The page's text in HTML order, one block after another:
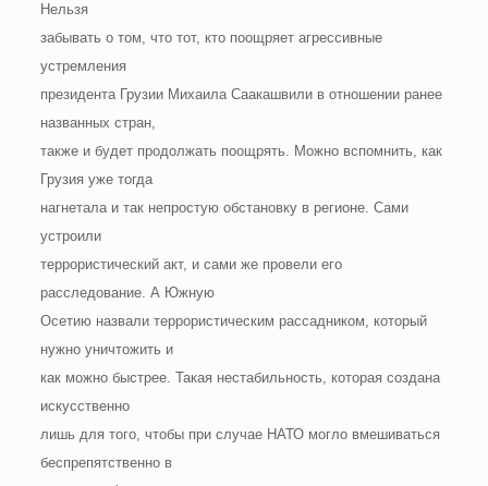
Нельзя
забывать о том, что тот, кто поощряет агрессивные
устремления
президента Грузии Михаила Саакашвили в отношении ранее
названных стран,
также и будет продолжать поощрять. Можно вспомнить, как
Грузия уже тогда
нагнетала и так непростую обстановку в регионе. Сами
устроили
террористический акт, и сами же провели его
расследование. А Южную
Осетию назвали террористическим рассадником, который
нужно уничтожить и
как можно быстрее. Такая нестабильность, которая создана
искусственно
лишь для того, чтобы при случае НАТО могло вмешиваться
беспрепятственно в